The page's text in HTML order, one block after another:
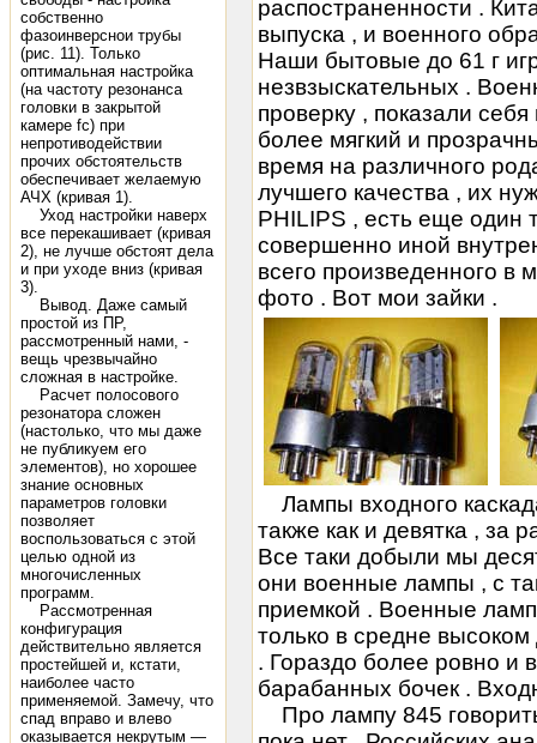
собственно
фазоинверснои трубы
(рис. 11). Только
оптимальная настройка
(на частоту резонанса
головки в закрытой
камере fc) при
непротиводействии
прочих обстоятельств
обеспечивает желаемую
АЧХ (кривая 1).
Уход настройки наверх
все перекашивает (кривая
2), не лучше обстоят дела
и при уходе вниз (кривая
3).
Вывод. Даже самый
простой из ПР,
рассмотренный нами, -
вещь чрезвычайно
сложная в настройке.
Расчет полосового
резонатора сложен
(настолько, что мы даже
не публикуем его
элементов), но хорошее
знание основных
параметров головки
позволяет
воспользоваться с этой
целью одной из
многочисленных
программ.
Рассмотренная
конфигурация
действительно является
простейшей и, кстати,
наиболее часто
применяемой. Замечу, что
спад вправо и влево
оказывается некрутым —
распостраненности .
выпуска , и военного
Наши бытовые до 61 г
незвзыскательных .
проверку , показали
более мягкий и
время на различного
лучшего качества , их
PHILIPS , есть еще один
совершенно иной
всего произведенного в
фото . Вот мои зайки .
Лампы входного
также как и девятка , за
Все таки добыли мы
они военные лампы , с
приемкой . Военные
только в средне
. Гораздо более ровно и
барабанных бочек .
Про лампу 845